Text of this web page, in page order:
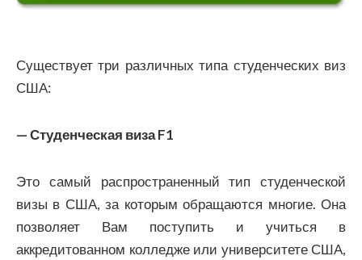
Существует три различных типа студенческих виз
США:
— Студенческая виза F1
Это самый распространенный тип студенческой
визы в США, за которым обращаются многие. Она
позволяет Вам поступить и учиться в
аккредитованном колледже или университете США,